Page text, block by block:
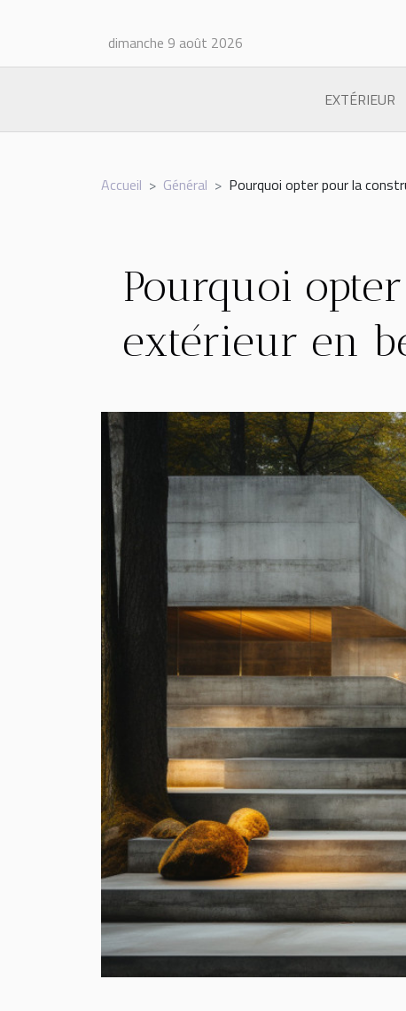
dimanche 9 août 2026
EXTÉRIEUR
Accueil Général Pourquoi opter pour la
Pourquoi
extérieur en